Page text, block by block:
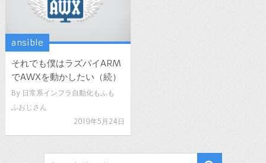
ansible
それでも僕はラズパイARM
でAWXを動かしたい（続）
By 日常系インフラ自動化もふも
ふおじさん
2019年5月24日